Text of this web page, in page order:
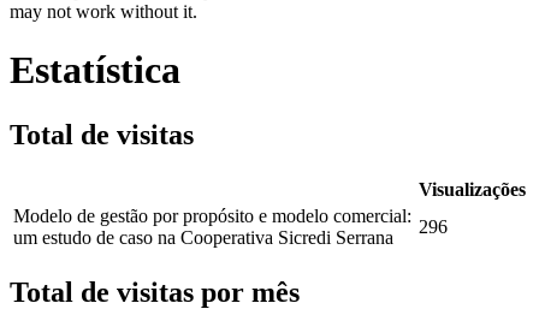
may not work without it.
Estatística
Total de visitas
Visualizações
Modelo de gestão por propósito e modelo comercial:
um estudo de caso na Cooperativa Sicredi Serrana
296
Total de visitas por mês